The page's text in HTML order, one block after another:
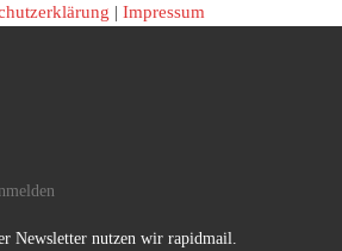
| Impressum
Newsletter nutzen wir rapidmail.